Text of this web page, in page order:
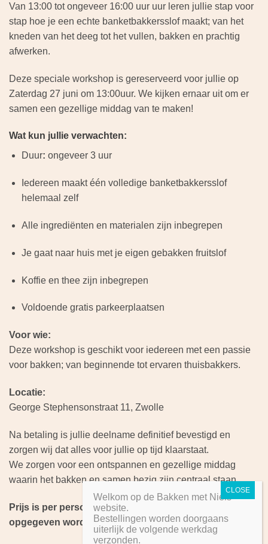
Van 13:00 tot ongeveer 16:00 uur uur leren jullie stap voor
stap hoe je een echte banketbakkersslof maakt; van het
kneden van het deeg tot het vullen, bakken en prachtig
afwerken.
Deze speciale workshop is gereserveerd voor jullie op
Zaterdag 27 juni om 13:00uur. We kijken ernaar uit om er
samen een gezellige middag van te maken!
Wat kun jullie verwachten:
Duur: ongeveer 3 uur
Iedereen maakt één volledige banketbakkersslof
helemaal zelf
Alle ingrediënten en materialen zijn inbegrepen
Je gaat naar huis met je eigen gebakken fruitslof
Koffie en thee zijn inbegrepen
Voldoende gratis parkeerplaatsen
Voor wie:
Deze workshop is geschikt voor iedereen met een passie
voor bakken; van beginnende tot ervaren thuisbakkers.
Locatie:
George Stephensonstraat 11, Zwolle
Na betaling is jullie deelname definitief bevestigd en
zorgen wij dat alles voor jullie op tijd klaarstaat.
We zorgen voor een ontspannen en gezellige middag
waarin het bakken en samen bezig zijn centraal staan.
Prijs is per persoon. Er kunnen maximaal 20 personen
opgegeven worden die meedoen aan de workshop.
Welkom op de Bakken met Niels
website.
Bestellingen worden doorgaans
uiterlijk de volgende werkdag
verzonden.